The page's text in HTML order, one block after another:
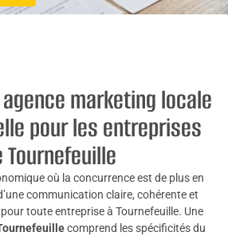
marketing locale
pour les entreprises
Tournefeuille
où la concurrence est de plus en
communication claire, cohérente et
toute entreprise à Tournefeuille. Une
comprend les spécificités du